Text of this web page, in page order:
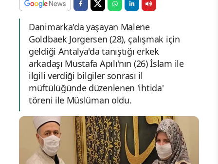
Danimarka'da yaşayan Malene
Goldbaek Jorgersen (28), çalışmak için
geldiği Antalya'da tanıştığı erkek
arkadaşı Mustafa Apılı'nın (26) İslam ile
ilgili verdiği bilgiler sonrası il
müftülüğünde düzenlenen 'ihtida'
töreni ile Müslüman oldu.